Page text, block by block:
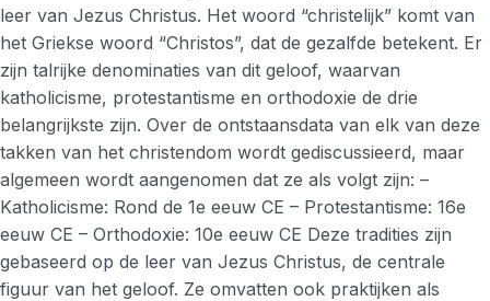
leer van Jezus Christus. Het woord “christelijk” komt van
het Griekse woord “Christos”, dat de gezalfde betekent. Er
zijn talrijke denominaties van dit geloof, waarvan
katholicisme, protestantisme en orthodoxie de drie
belangrijkste zijn. Over de ontstaansdata van elk van deze
takken van het christendom wordt gediscussieerd, maar
algemeen wordt aangenomen dat ze als volgt zijn: –
Katholicisme: Rond de 1e eeuw CE – Protestantisme: 16e
eeuw CE – Orthodoxie: 10e eeuw CE Deze tradities zijn
gebaseerd op de leer van Jezus Christus, de centrale
figuur van het geloof. Ze omvatten ook praktijken als